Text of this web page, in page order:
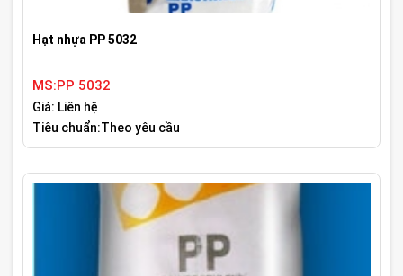
Hạt nhựa PP 5032
MS:PP 5032
Giá: Liên hệ
Tiêu chuẩn:Theo yêu cầu